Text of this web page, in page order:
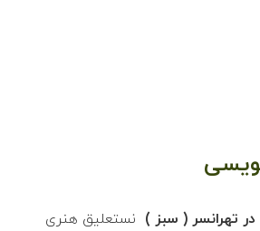
تهرانسر ( سبز ) نستعلیق هنری